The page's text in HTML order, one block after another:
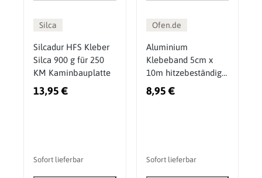
Silca
Silcadur HFS Kleber
Silca 900 g für 250
KM Kaminbauplatte
13,95 €
Sofort lieferbar
Ofen.de
Aluminium
Klebeband 5cm x
10m hitzebeständig
bis 350 Grad
8,95 €
Sofort lieferbar